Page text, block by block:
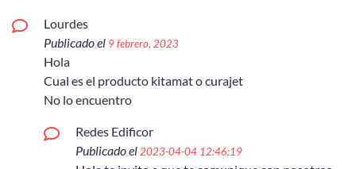
Lourdes
Publicado el 9 febrero, 2023
Hola
Cual es el producto kitamat o curajet
No lo encuentro
Redes Edificor
Publicado el 2023-04-04 12:46:19